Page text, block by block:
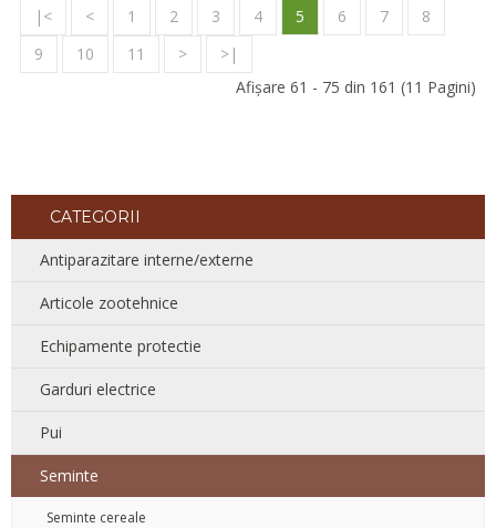
|< < 1 2 3 4 5 6 7
8
9
10 11 >
>|
Afişare 61 - 75 din 161 (11 Pagini)
CATEGORII
Antiparazitare interne/externe
Articole zootehnice
Echipamente protectie
Garduri electrice
Pui
Seminte
Seminte cereale